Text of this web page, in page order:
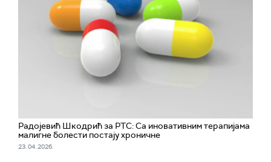
Радојевић Шкодрић за РТС: Са иновативним терапијама
малигне болести постају хроничне
23. 04. 2026.